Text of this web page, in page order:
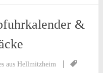
&
aus Hellmitzheim